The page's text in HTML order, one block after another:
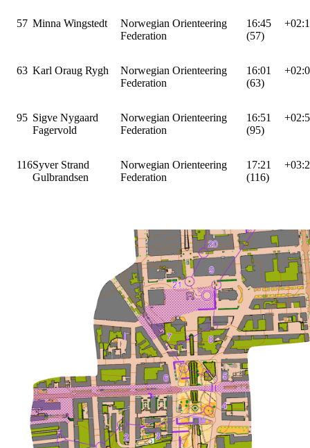
57 Minna Wingstedt
Norwegian Orienteering
Federation
16:45
(57)
63 Karl Oraug Rygh
Norwegian Orienteering
Federation
16:01
(63)
95 Sigve Nygaard
Fagervold
Norwegian Orienteering
Federation
16:51
(95)
116Syver Strand
Gulbrandsen
Norwegian Orienteering
Federation
17:21
(116)